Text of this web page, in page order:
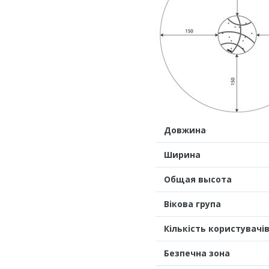
Довжина
Ширина
Общая высота
Вікова група
Кількість
Безпечна зона